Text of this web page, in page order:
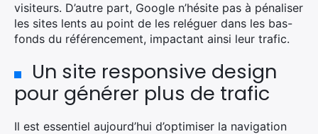
visiteurs. D’autre part, Google n’hésite pas à pénaliser
les sites lents au point de les reléguer dans les bas-
fonds du référencement, impactant ainsi leur trafic.
Un site responsive design
pour générer plus de trafic
Il est essentiel aujourd’hui d’optimiser la navigation